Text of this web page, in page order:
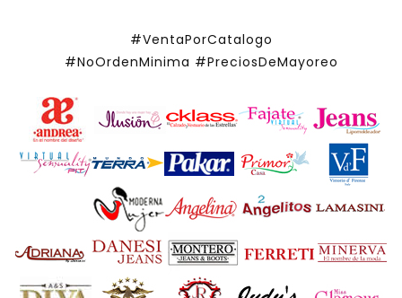
#VentaPorCatalogo
#NoOrdenMinima #PreciosDeMayoreo